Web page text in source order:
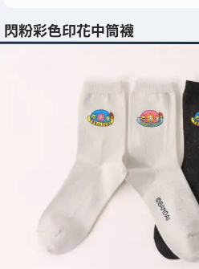
閃粉彩色印花中筒襪